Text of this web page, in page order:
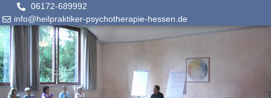
06172-689992
info@heilpraktiker-psychotherapie-hessen.de